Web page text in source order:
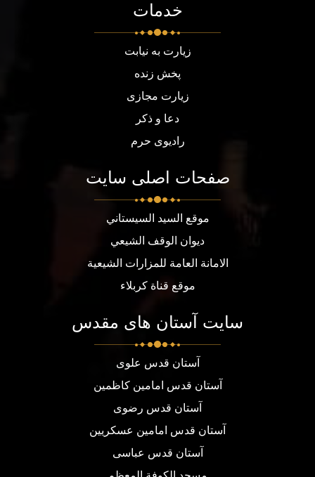
خدمات
زیارت به نیابت
پخش زنده
زیارت مجازی
دعا و ذکر
رادیوی حرم
صفحات اصلی سایت
موقع السيد السيستاني
ديوان الوقف الشيعي
الامانة العامة للمزارات الشيعية
موقع قناة كربلاء
سایت آستان های مقدس
آستان قدس علوی
آستان قدس امامین کاظمین
آستان قدس رضوی
آستان قدس امامین عسکریین
آستان قدس عباسی